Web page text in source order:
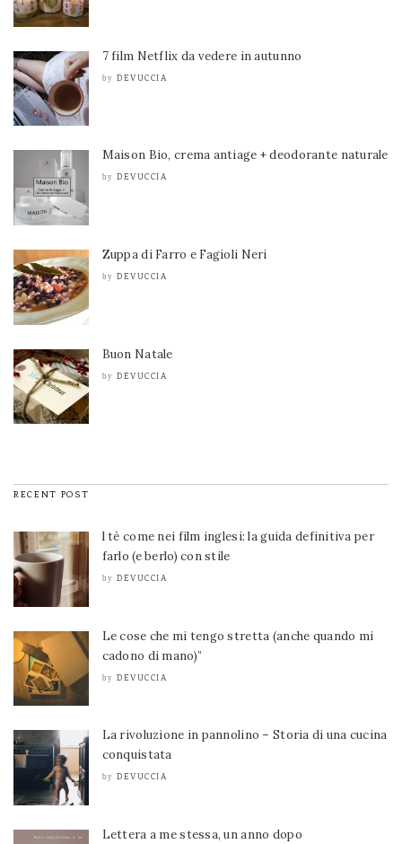
7 film Netflix da vedere in autunno
by DEVUCCIA
Maison Bio, crema antiage + deodorante naturale
by DEVUCCIA
Zuppa di Farro e Fagioli Neri
by DEVUCCIA
Buon Natale
by DEVUCCIA
RECENT POST
l tè come nei film inglesi: la guida definitiva per
farlo (e berlo) con stile
by DEVUCCIA
Le cose che mi tengo stretta (anche quando mi
cadono di mano)”
by DEVUCCIA
La rivoluzione in pannolino – Storia di una cucina
conquistata
by DEVUCCIA
Lettera a me stessa, un anno dopo